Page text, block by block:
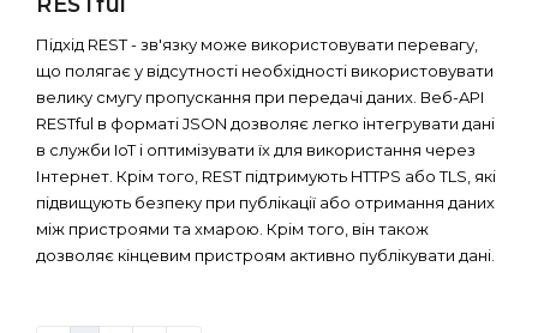
Підхід REST - зв'язку може використовувати перевагу,
що полягає у відсутності необхідності використовувати
велику смугу пропускання при передачі даних. Веб-API
RESTful в форматі JSON дозволяє легко інтегрувати дані
в служби IoT і оптимізувати їх для використання через
Інтернет. Крім того, REST підтримують HTTPS або TLS, які
підвищують безпеку при публікації або отримання даних
між пристроями та хмарою. Крім того, він також
дозволяє кінцевим пристроям активно публікувати дані.